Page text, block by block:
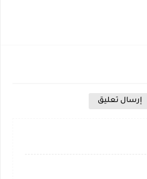
إرسال تعليق